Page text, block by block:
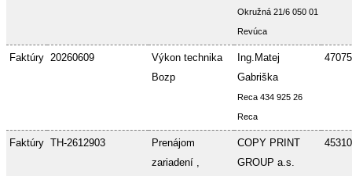
Okružná 21/6 050 01
Revúca
Faktúry 20260609
Výkon technika
Bozp
Ing.Matej
Gabriška
Reca 434 925 26
Reca
Faktúry TH-2612903
Prenájom
zariadení ,
COPY PRINT
GROUP a.s.